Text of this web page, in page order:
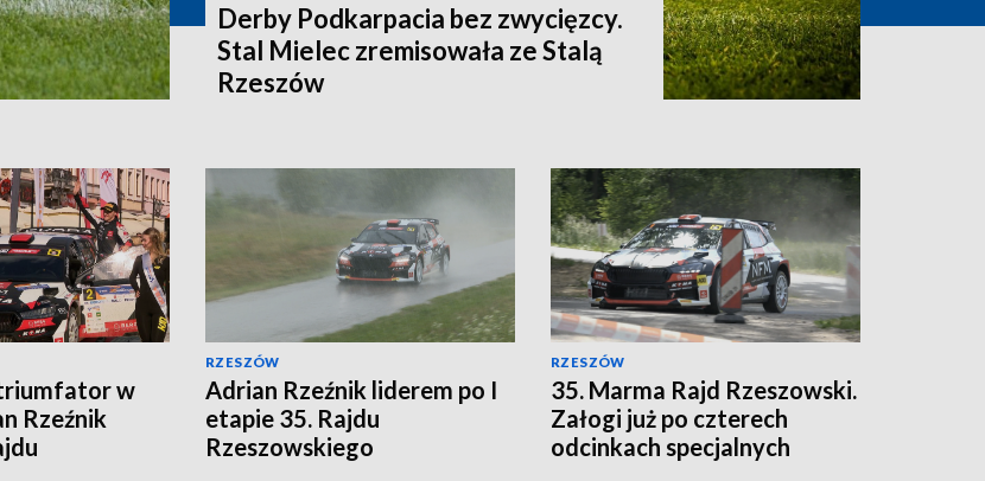
Derby Podkarpacia bez zwycięzcy.
Stal Mielec zremisowała ze Stalą
Rzeszów
w
Rzeźnik
RZESZÓW
Adrian Rzeźnik liderem po I
etapie 35. Rajdu
Rzeszowskiego
RZESZÓW
35. Marma Rajd Rzeszowski.
Załogi już po czterech
odcinkach specjalnych